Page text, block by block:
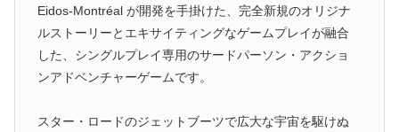
Eidos-Montréal が開発を手掛けた、完全新規のオリジナ
ルストーリーとエキサイティングなゲームプレイが融合
した、シングルプレイ専用のサードパーソン・アクショ
ンアドベンチャーゲームです。
スター・ロードのジェットブーツで広大な宇宙を駆けぬ